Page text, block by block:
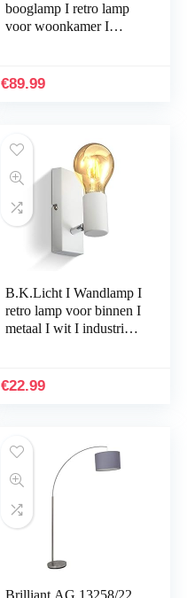
booglamp I retro lamp
voor woonkamer I
I stoffen lamp…
€89.99
B.K.Licht I Wandlamp I
retro lamp voor binnen I
metaal I wit I industrieel
I…
€22.99
Brilliant AG 13258/22